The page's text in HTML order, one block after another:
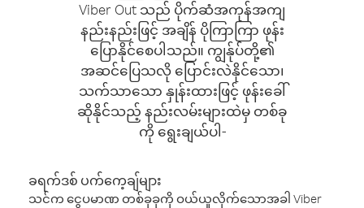
Viber Out သည် ပိုက်ဆံအကုန်အကျ
နည်းနည်းဖြင့် အချိန် ပိုကြာကြာ ဖုန်း
ပြောနိုင်စေပါသည်။ ကျွန်ုပ်တို့၏
အဆင်ပြေသလို ပြောင်းလဲနိုင်သော၊
သက်သာသော နှုန်းထားဖြင့် ဖုန်းခေါ်
ဆိုနိုင်သည့် နည်းလမ်းများထဲမှ တစ်ခု
ကို ရွေးချယ်ပါ-
ခရက်ဒစ် ပက်ကေ့ချ်များ
သင်က ငွေပမာဏ တစ်ခုခုကို ဝယ်ယူလိုက်သောအခါ Viber